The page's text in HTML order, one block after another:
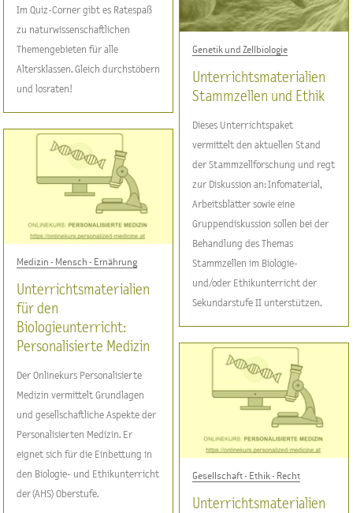
Im Quiz-Corner gibt es Ratespaß
zu naturwissenschaftlichen
Themengebieten für alle
Altersklassen. Gleich durchstöbern
und losraten!
Genetik und Zellbiologie
Unterrichtsmaterialien
Stammzellen und Ethik
Dieses Unterrichtspaket
vermittelt den aktuellen Stand
der Stammzellforschung und regt
zur Diskussion an: Infomaterial,
Arbeitsblätter sowie eine
Gruppendiskussion sollen bei der
Behandlung des Themas
Stammzellen im Biologie-
und/oder Ethikunterricht der
Sekundarstufe II unterstützen.
Medizin - Mensch - Ernährung
Unterrichtsmaterialien
für den
Biologieunterricht:
Personalisierte Medizin
Der Onlinekurs Personalisierte
Medizin vermittelt Grundlagen
und gesellschaftliche Aspekte der
Personalisierten Medizin. Er
eignet sich für die Einbettung in
den Biologie- und Ethikunterricht
der (AHS) Oberstufe.
Gesellschaft - Ethik - Recht
Unterrichtsmaterialien